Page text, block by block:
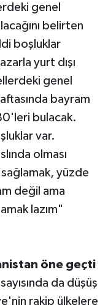
genel
belirten
boşluklar
yurt dışı
genel
bayram
bulacak.
var.
olması
yüzde
değil ama
lazım"
öne geçti
da düşüş
rakip ülkelere